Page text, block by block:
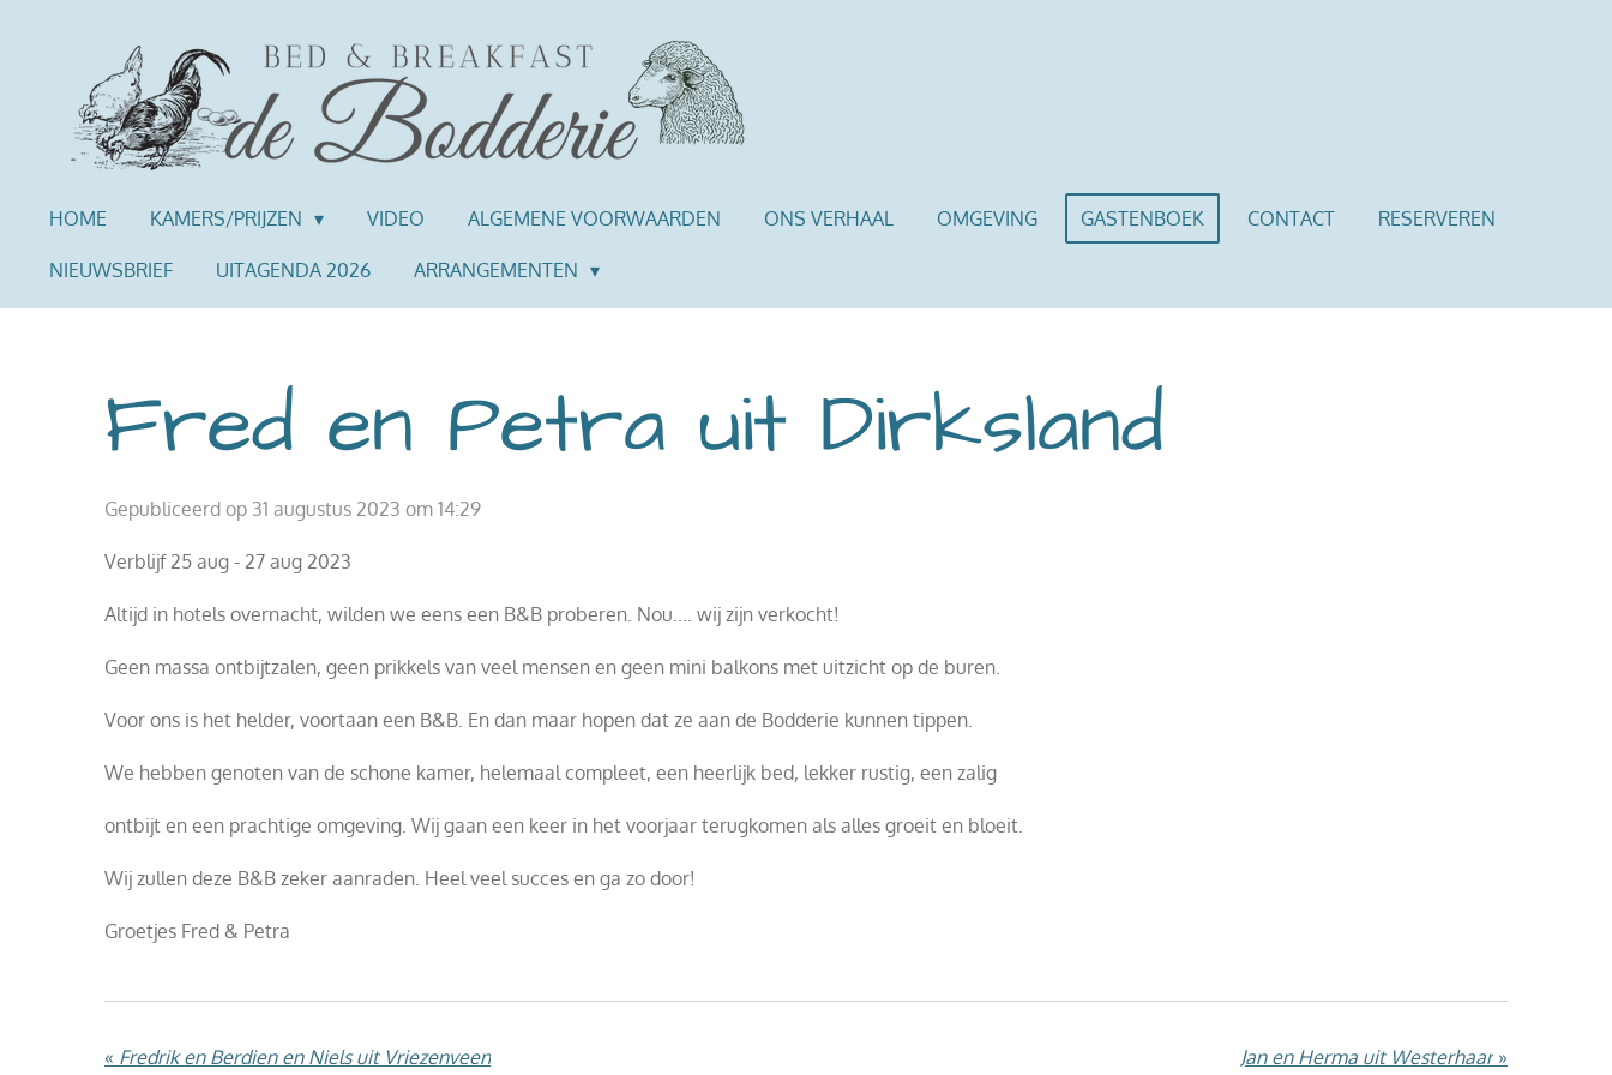
hoofdinhoud
HOME KAMERS/PRIJZEN VIDEO ALGEMENE VOORWAARDEN ONS VERHAAL OMGEVING GASTENBOEK CONTACT RESERVEREN
NIEUWSBRIEF UITAGENDA 2026 ARRANGEMENTEN
Fred en Petra uit Dirksland
Gepubliceerd op 31 augustus 2023 om 14:29
Verblijf 25 aug - 27 aug 2023
Altijd in hotels overnacht, wilden we eens een B&B proberen. Nou.... wij zijn verkocht!
Geen massa ontbijtzalen, geen prikkels van veel mensen en geen mini balkons met uitzicht op de buren.
Voor ons is het helder, voortaan een B&B. En dan maar hopen dat ze aan de Bodderie kunnen tippen.
We hebben genoten van de schone kamer, helemaal compleet, een heerlijk bed, lekker rustig, een zalig
ontbijt en een prachtige omgeving. Wij gaan een keer in het voorjaar terugkomen als alles groeit en bloeit.
Wij zullen deze B&B zeker aanraden. Heel veel succes en ga zo door!
Groetjes Fred & Petra
« Fredrik en Berdien en Niels uit Vriezenveen Jan en Herma uit Westerhaar »